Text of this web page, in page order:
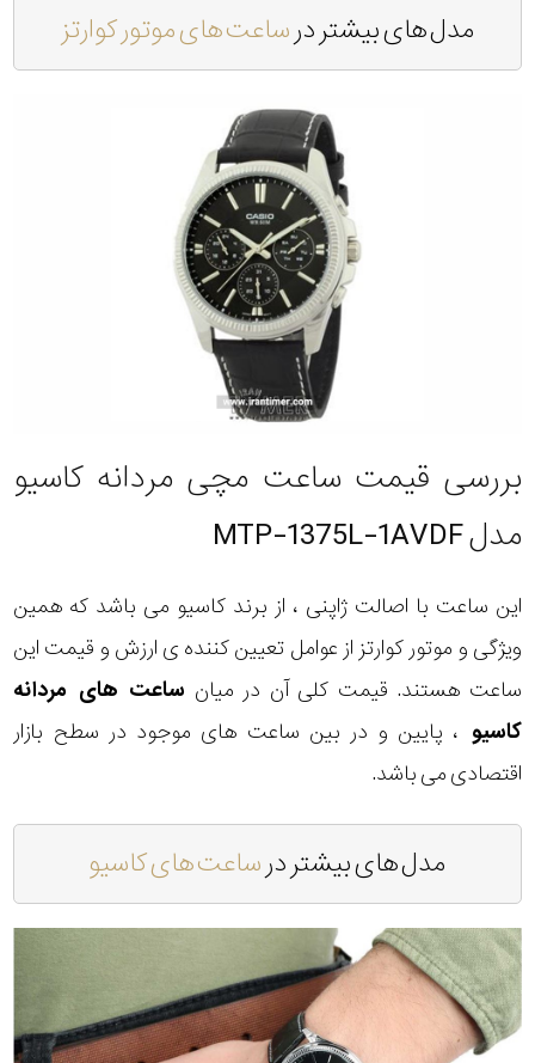
مدل های بیشتر درساعت های موتور کوارتز
بررسی قیمت ساعت مچی مردانه کاسیو
مدل MTP-1375L-1AVDF
این ساعت با اصالت ژاپنی ، از برند کاسیو می باشد که همین
ویژگی و موتور کوارتز از عوامل تعیین کننده ی ارزش و قیمت این
ساعت هستند. قیمت کلی آن در میان ساعت های مردانه
کاسیو ، پایین و در بین ساعت های موجود در سطح بازار
اقتصادی می باشد.
مدل های بیشتر درساعت های کاسیو